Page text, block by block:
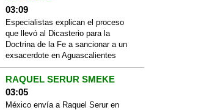
03:09
Especialistas explican el proceso
que llevó al Dicasterio para la
Doctrina de la Fe a sancionar a un
exsacerdote en Aguascalientes
RAQUEL SERUR SMEKE
03:05
México envía a Raquel Serur en